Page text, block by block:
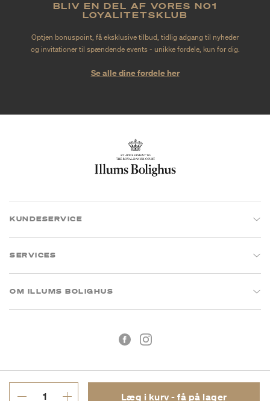
Læg i kurv - få på lager
BLIV EN DEL AF VORES NO1
LOYALITETSKLUB
Optjen bonuspoint, få eksklusive tilbud, tidlig adgang til nyheder
og invitationer til spændende events - unikke fordele, kun for dig.
Se alle dine fordele her
KUNDESERVICE
SERVICES
OM ILLUMS BOLIGHUS